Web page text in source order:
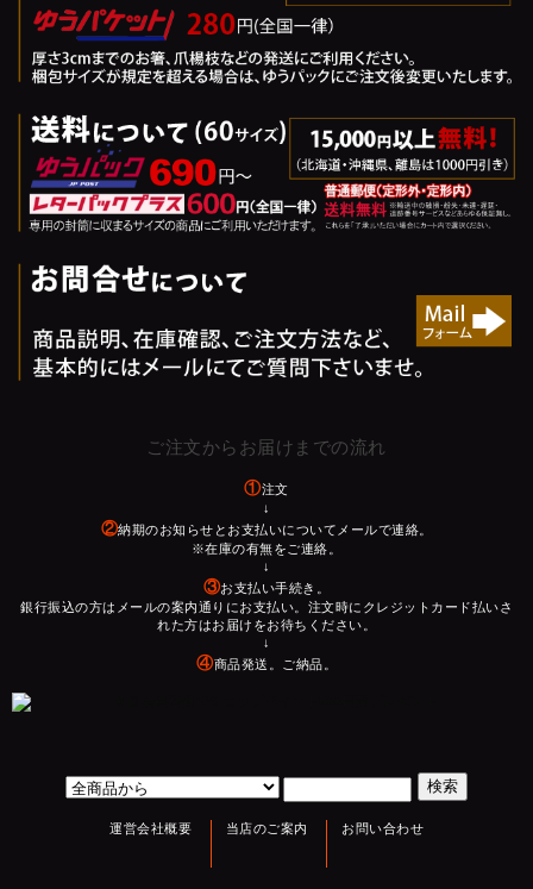
ご注文からお届けまでの流れ
①注文
↓
②納期のお知らせとお支払いについてメールで連絡。
※在庫の有無をご連絡。
↓
③お支払い手続き。
銀行振込の方はメールの案内通りにお支払い。注文時にクレジットカード払いさ
れた方はお届けをお待ちください。
↓
④商品発送。ご納品。
運営会社概要 当店のご案内 お問い合わせ